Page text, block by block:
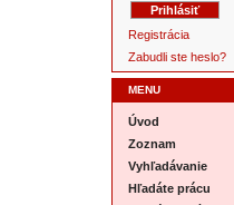
Registrácia
Zabudli ste heslo?
MENU
Úvod
Zoznam
Vyhľadávanie
Hľadáte prácu